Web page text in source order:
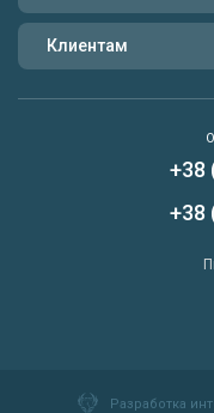
Клиентам
+38
+38
Разработка